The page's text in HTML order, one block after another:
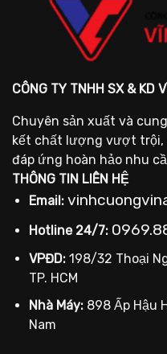
CÔNG TY TNHH SX & KD
Chuyên sản xuất và
kết chất lượng vượt trội,
đáp ứng hoàn hảo nhu
THÔNG TIN LIÊN HỆ
Email:
Hotline 24/7:
VPĐD: 198/32 Thoại
TP. HCM
Nhà Máy: 898 Ấp Hậu
Nam